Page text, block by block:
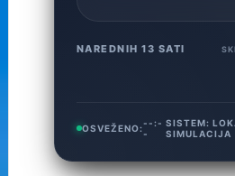
NAREDNIH 13 SATI
OSVEŽENO:--:-
-
SISTEM:
SIMULACIJA